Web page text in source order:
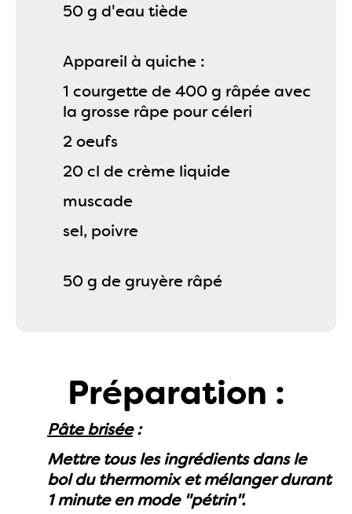
50 g d'eau tiède
Appareil à quiche :
1 courgette de 400 g râpée avec
la grosse râpe pour céleri
2 oeufs
20 cl de crème liquide
muscade
sel, poivre
50 g de gruyère râpé
Préparation :
Pâte brisée:
Mettre tous les ingrédients dans le
bol du thermomix et mélanger durant
1 minute en mode "pétrin".